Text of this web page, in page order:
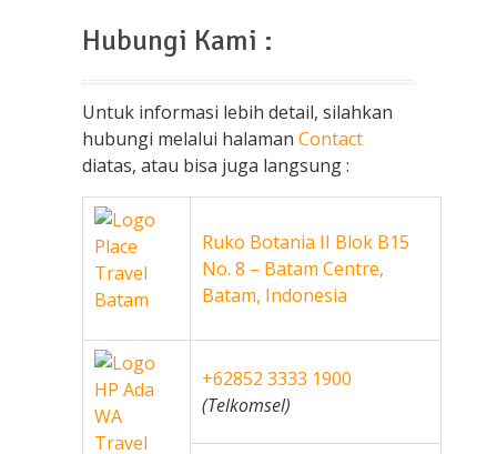
Hubungi Kami :
Untuk informasi lebih detail, silahkan
hubungi melalui halaman Contact
diatas, atau bisa juga langsung :
Ruko Botania II Blok B15
No. 8 – Batam Centre,
Batam, Indonesia
+62852 3333 1900
(Telkomsel)